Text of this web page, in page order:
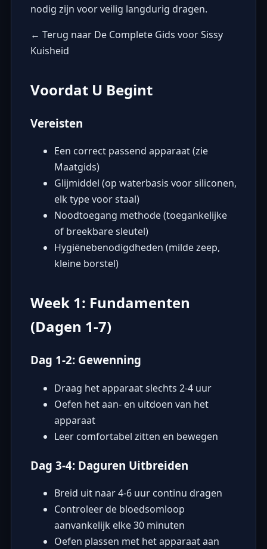
nodig zijn voor veilig langdurig dragen.
← Terug naar De Complete Gids voor Sissy
Kuisheid
Voordat U Begint
Vereisten
Een correct passend apparaat (zie
Maatgids)
Glijmiddel (op waterbasis voor siliconen,
elk type voor staal)
Noodtoegang methode (toegankelijke
of breekbare sleutel)
Hygiënebenodigdheden (milde zeep,
kleine borstel)
Week 1: Fundamenten
(Dagen 1-7)
Dag 1-2: Gewenning
Draag het apparaat slechts 2-4 uur
Oefen het aan- en uitdoen van het
apparaat
Leer comfortabel zitten en bewegen
Dag 3-4: Daguren Uitbreiden
Breid uit naar 4-6 uur continu dragen
Controleer de bloedsomloop
aanvankelijk elke 30 minuten
Oefen plassen met het apparaat aan